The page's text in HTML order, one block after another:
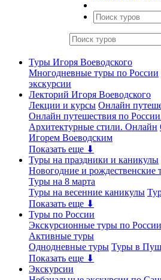
Туры Игоря Воеводского
Многодневные туры по России
экскурсии
Лекторий Игоря Воеводского
Лекции и курсы Онлайн
Онлайн путешествия по
Архитектурные стили. Онлайн
Игорем Воеводским
Показать еще ⬇
Туры на праздники и каникулы
Новогодние и рождественские
Туры на 8 марта
Туры на весенние каникулы
Показать еще ⬇
Туры по России
Экскурсионные туры по России
Активные туры
Однодневные туры Туры в
Показать еще ⬇
Экскурсии